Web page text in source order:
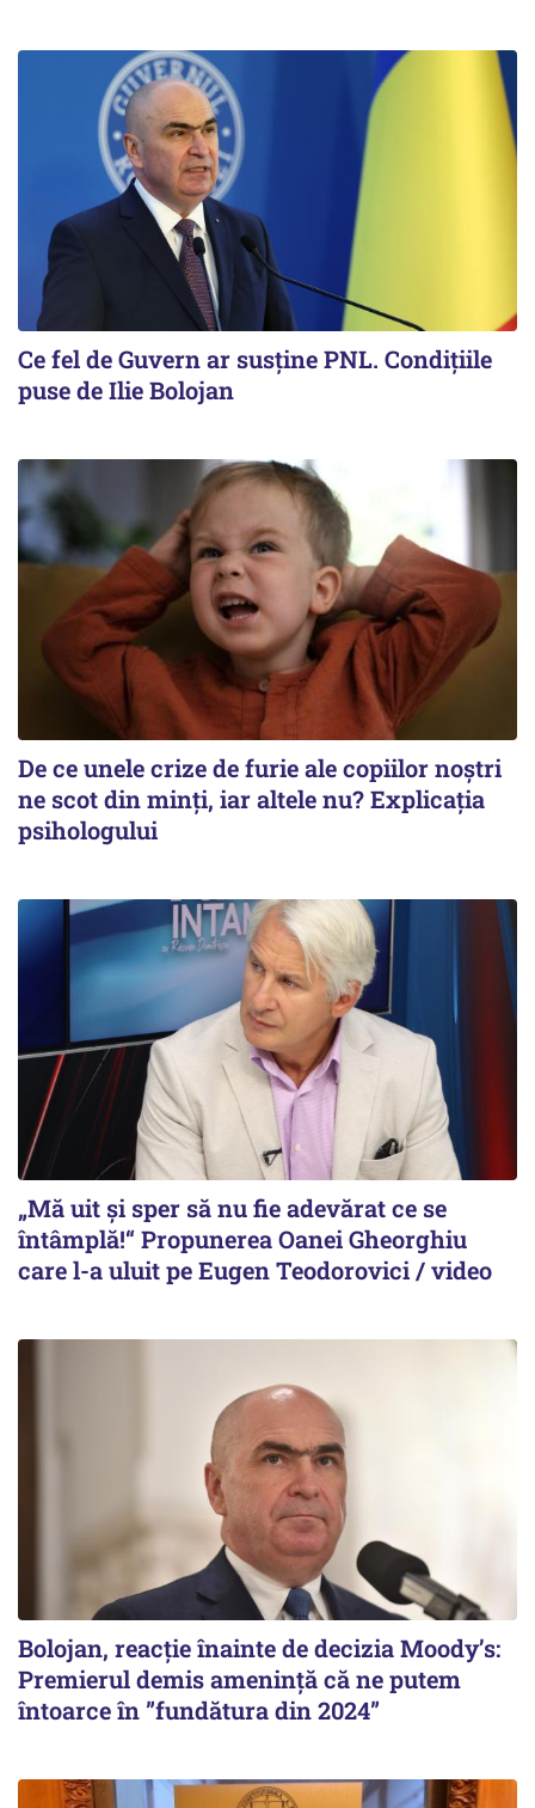
Ce fel de Guvern ar susține PNL. Condițiile
puse de Ilie Bolojan
De ce unele crize de furie ale copiilor noștri
ne scot din minți, iar altele nu? Explicația
psihologului
„Mă uit și sper să nu fie adevărat ce se
întâmplă!“ Propunerea Oanei Gheorghiu
care l-a uluit pe Eugen Teodorovici / video
Bolojan, reacție înainte de decizia Moody’s:
Premierul demis amenință că ne putem
întoarce în ”fundătura din 2024”